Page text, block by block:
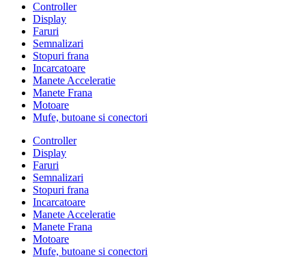
Controller
Display
Faruri
Semnalizari
Stopuri frana
Incarcatoare
Manete Acceleratie
Manete Frana
Motoare
Mufe, butoane si conectori
Controller
Display
Faruri
Semnalizari
Stopuri frana
Incarcatoare
Manete Acceleratie
Manete Frana
Motoare
Mufe, butoane si conectori